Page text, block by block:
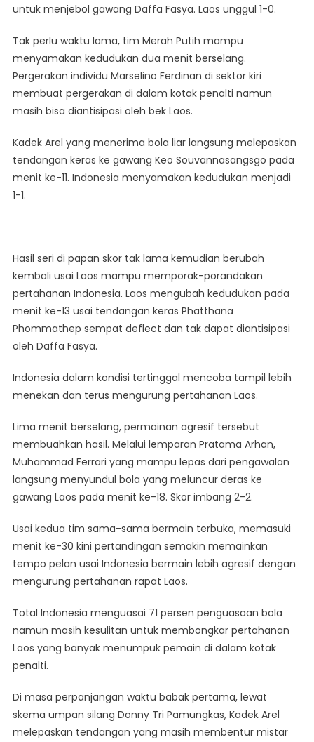
untuk menjebol gawang Daffa Fasya. Laos unggul 1-0.
Tak perlu waktu lama, tim Merah Putih mampu
menyamakan kedudukan dua menit berselang.
Pergerakan individu Marselino Ferdinan di sektor kiri
membuat pergerakan di dalam kotak penalti namun
masih bisa diantisipasi oleh bek Laos.
Kadek Arel yang menerima bola liar langsung melepaskan
tendangan keras ke gawang Keo Souvannasangsgo pada
menit ke-11. Indonesia menyamakan kedudukan menjadi
1-1.
Hasil seri di papan skor tak lama kemudian berubah
kembali usai Laos mampu memporak-porandakan
pertahanan Indonesia. Laos mengubah kedudukan pada
menit ke-13 usai tendangan keras Phatthana
Phommathep sempat deflect dan tak dapat diantisipasi
oleh Daffa Fasya.
Indonesia dalam kondisi tertinggal mencoba tampil lebih
menekan dan terus mengurung pertahanan Laos.
Lima menit berselang, permainan agresif tersebut
membuahkan hasil. Melalui lemparan Pratama Arhan,
Muhammad Ferrari yang mampu lepas dari pengawalan
langsung menyundul bola yang meluncur deras ke
gawang Laos pada menit ke-18. Skor imbang 2-2.
Usai kedua tim sama-sama bermain terbuka, memasuki
menit ke-30 kini pertandingan semakin memainkan
tempo pelan usai Indonesia bermain lebih agresif dengan
mengurung pertahanan rapat Laos.
Total Indonesia menguasai 71 persen penguasaan bola
namun masih kesulitan untuk membongkar pertahanan
Laos yang banyak menumpuk pemain di dalam kotak
penalti.
Di masa perpanjangan waktu babak pertama, lewat
skema umpan silang Donny Tri Pamungkas, Kadek Arel
melepaskan tendangan yang masih membentur mistar